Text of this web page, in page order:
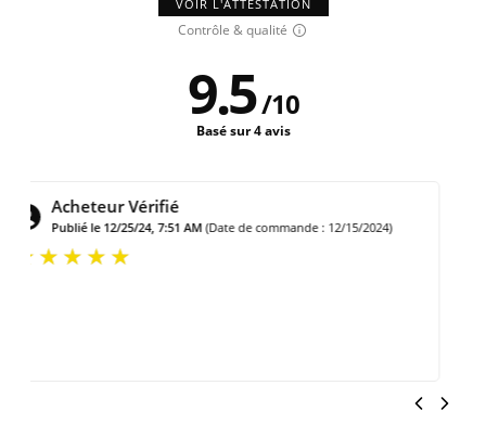
VOIR L'ATTESTATION
Contrôle & qualité
9.5/10
Basé sur 4 avis
Acheteur Vérifié
Publié le 12/13/24, 9:11 PM (Date de commande : 12/2/2024)